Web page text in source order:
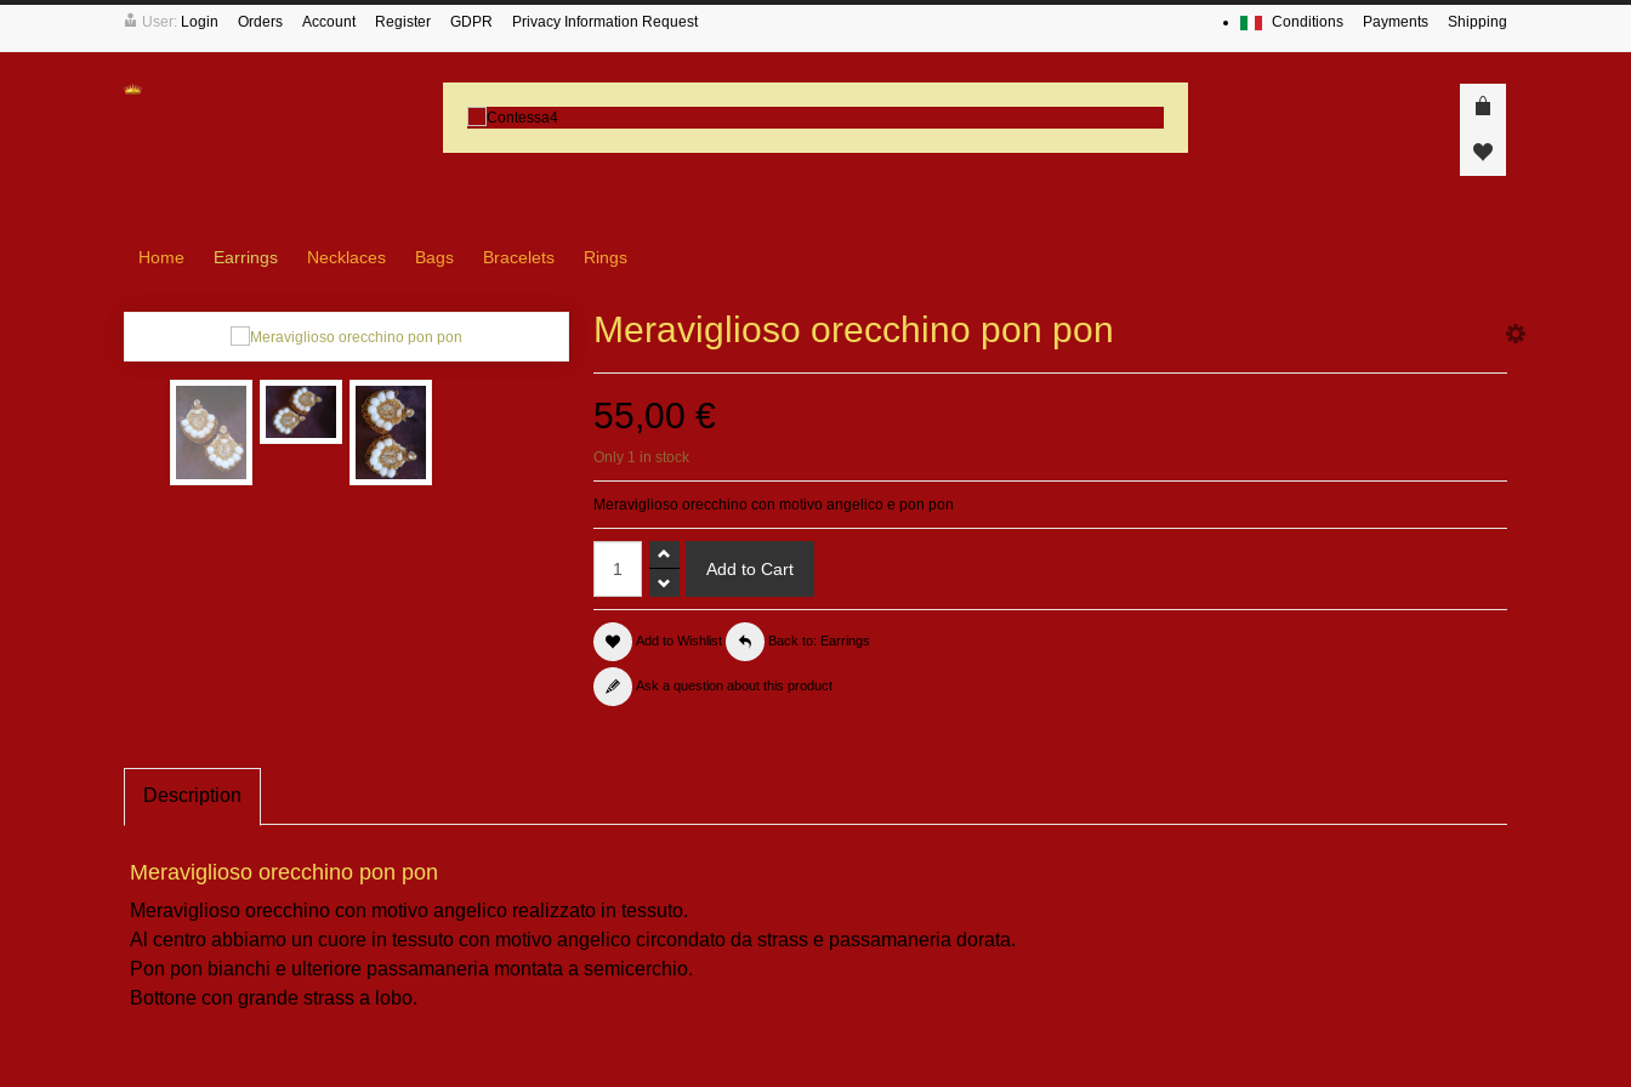
User: Login Orders Account Register GDPR Privacy Information Request Conditions Payments Shipping
Home Earrings Necklaces Bags Bracelets Rings
Meraviglioso orecchino pon pon
55,00 €
Only 1 in stock
Meraviglioso orecchino con motivo angelico e pon pon
Add to Wishlist Back to: Earrings
Ask a question about this product
Description
Meraviglioso orecchino pon pon
Meraviglioso orecchino con motivo angelico realizzato in tessuto.
Al centro abbiamo un cuore in tessuto con motivo angelico circondato da strass e passamaneria dorata.
Pon pon bianchi e ulteriore passamaneria montata a semicerchio.
Bottone con grande strass a lobo.